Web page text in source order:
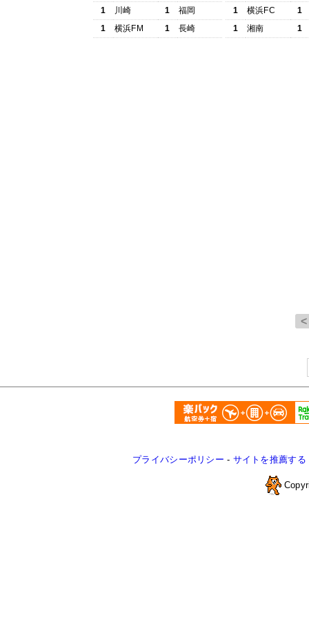
1
川崎 1
福岡
1
横浜FM 1 長崎
1
横浜FC
1
1
湘南 1
プライバシーポリシー - サイトを推薦する